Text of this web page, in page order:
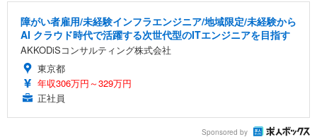
障がい者雇用/未経験インフラエンジニア/地域限定/未経験から
AI クラウド時代で活躍する次世代型のITエンジニアを目指す
AKKODiSコンサルティング株式会社
東京都
年収306万円～329万円
正社員
Sponsored by